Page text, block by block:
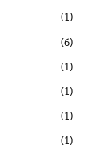
(1)
(6)
(1)
(1)
(1)
(1)